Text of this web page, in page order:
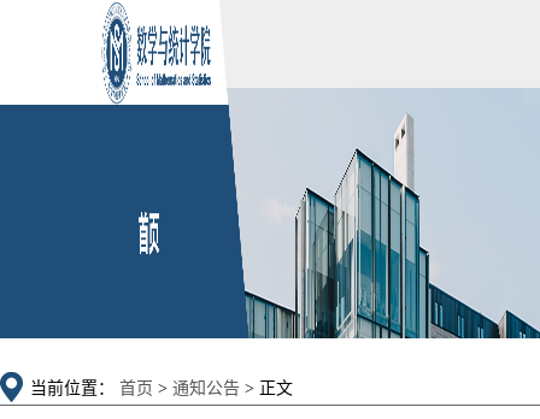
当前位置： 首页 > 通知公告 > 正文